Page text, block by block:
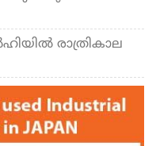
രാത്രികാല